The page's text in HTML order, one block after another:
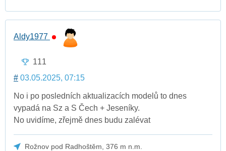
Aldy1977
111
# 03.05.2025, 07:15
No i po posledních aktualizacích modelů to dnes
vypadá na Sz a S Čech + Jeseníky.
No uvidíme, zřejmě dnes budu zalévat
Rožnov pod Radhoštěm, 376 m n.m.